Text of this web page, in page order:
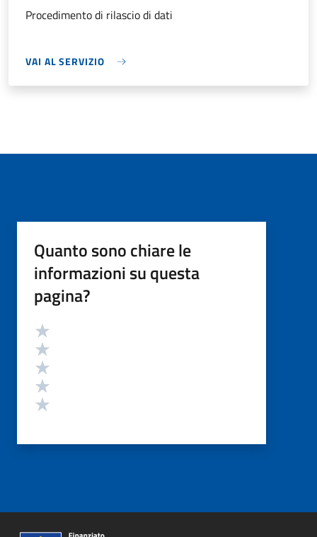
Procedimento di rilascio di dati
VAI AL SERVIZIO
Quanto sono chiare le
informazioni su questa
pagina?
Valutazione